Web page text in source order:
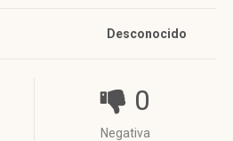
Desconocido
0
Negativa